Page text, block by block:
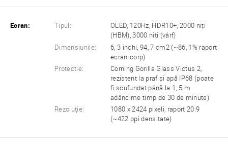
Ecran: Tipul:
OLED, 120Hz, HDR10+, 2000 niți
(HBM), 3000 niți (vârf)
Dimensiunile:
6, 3 inchi, 94, 7 cm2 (~86, 1% raport
ecran-corp)
Protectie:
Corning Gorilla Glass Victus 2,
rezistent la praf și apă IP68 (poate
fi scufundat până la 1, 5 m
adâncime timp de 30 de minute)
Rezoluţie:
1080 x 2424 pixeli, raport 20:9
(~422 ppi densitate)